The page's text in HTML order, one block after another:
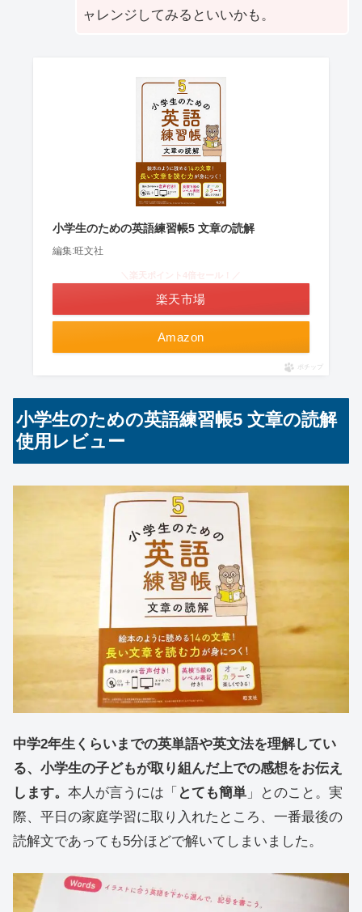
ャレンジしてみるといいかも。
小学生のための英語練習帳5 文章の読解
編集:旺文社
Amazon
楽天市場
ポチップ
小学生のための英語練習帳5 文章の読解
使用レビュー
中学2年生くらいまでの英単語や英文法を理解してい
る、小学生の子どもが取り組んだ上での感想をお伝え
します。 本人が言うには「 とても簡単 」とのこと。実
際、平日の家庭学習に取り入れたところ、一番最後の
読解文であっても5分ほどで解いてしまいました。